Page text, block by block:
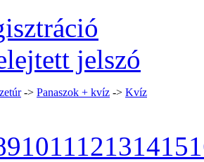
jelszó
-> Panaszok + kvíz -> Kvíz
9101112131415